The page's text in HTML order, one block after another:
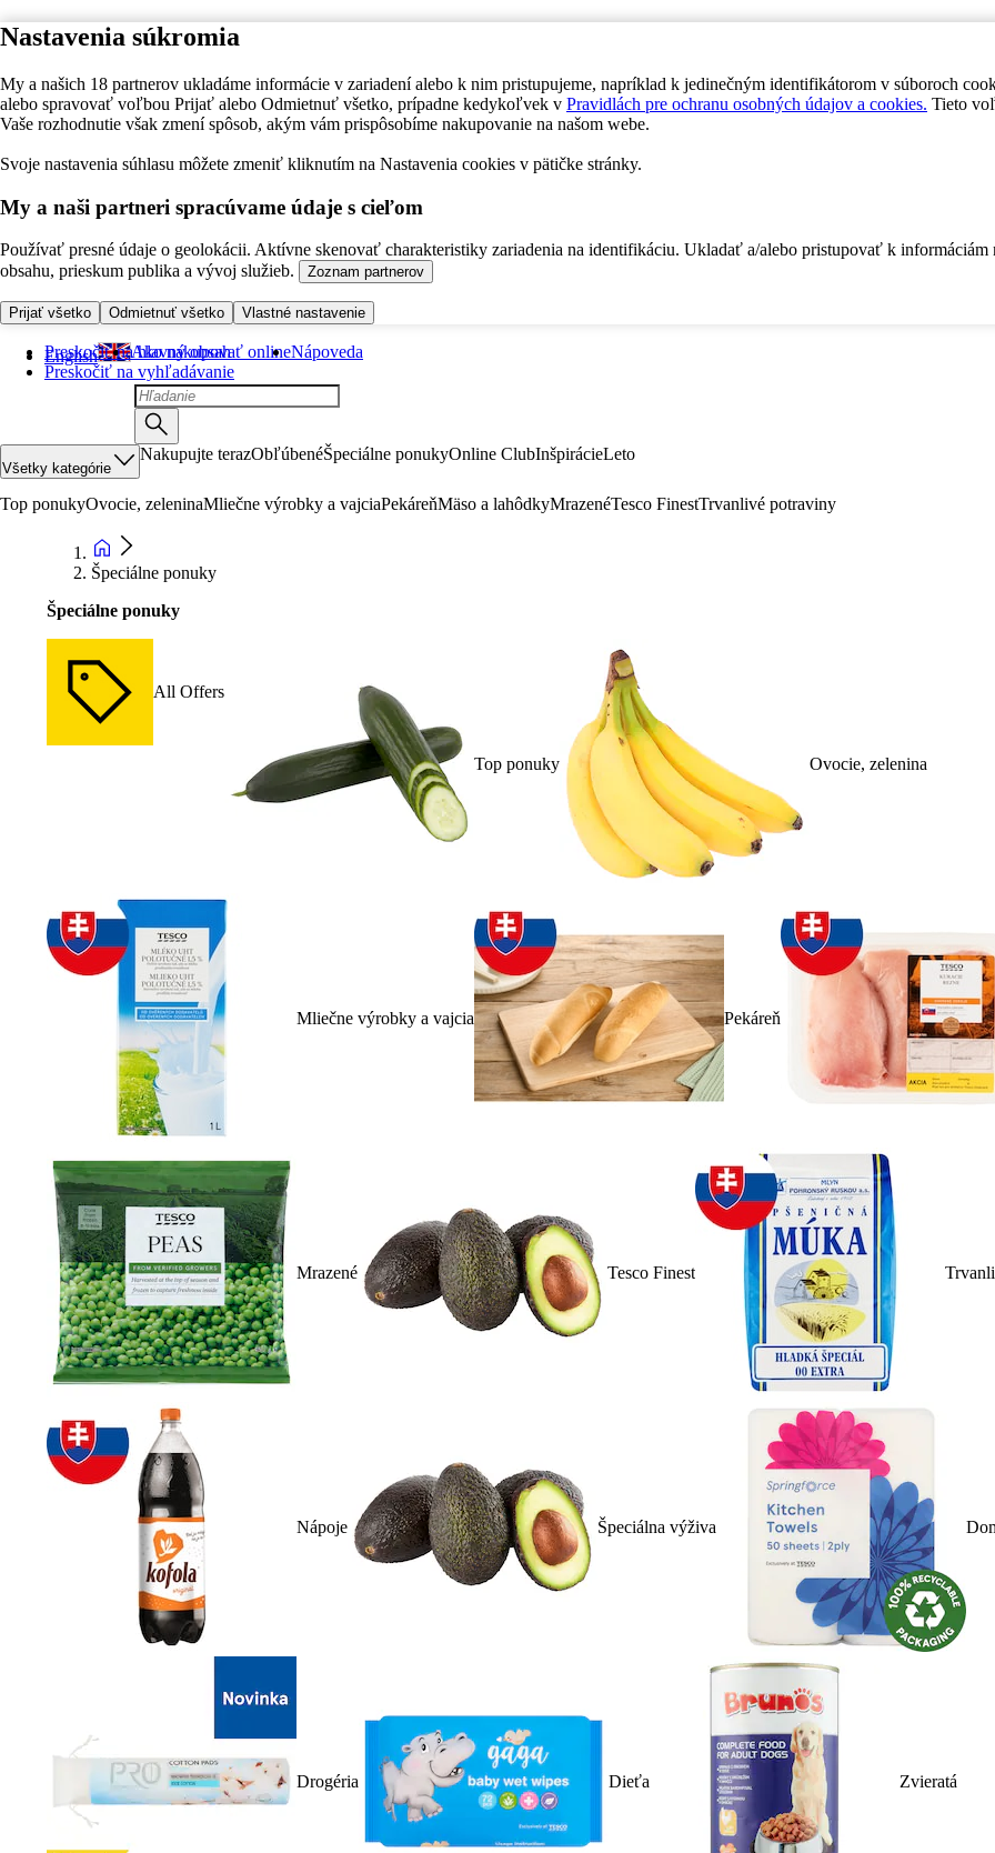
Nastavenia súkromia
My a našich 18 partnerov ukladáme informácie v zariadení alebo k nim pristupujeme, napríklad k jedinečným identifikátorom v súboroch
alebo spravovať voľbou Prijať alebo Odmietnuť všetko, prípadne kedykoľvek v Pravidlách pre ochranu osobných údajov a cookies. Tieto
Vaše rozhodnutie však zmení spôsob, akým vám prispôsobíme nakupovanie na našom webe.
Svoje nastavenia súhlasu môžete zmeniť kliknutím na Nastavenia cookies v pätičke stránky.
My a naši partneri spracúvame údaje s cieľom
Používať presné údaje o geolokácii. Aktívne skenovať charakteristiky zariadenia na identifikáciu. Ukladať a/alebo pristupovať k informáciám
obsahu, prieskum publika a vývoj služieb.
Zoznam partnerov
Prijať všetko Odmietnuť všetko Vlastné nastavenie
Preskočiť na hlavný obsah
Preskočiť na vyhľadávanie
English Ako nakupovať onlineNápoveda
Všetky kategórie
Nakupujte terazObľúbenéŠpeciálne ponukyOnline ClubInšpirácieLeto
Top ponukyOvocie, zeleninaMliečne výrobky a vajciaPekáreňMäso a lahôdkyMrazenéTesco FinestTrvanlivé potraviny
Špeciálne ponuky
Špeciálne ponuky
All Offers
Top ponuky Ovocie, zelenina
Mliečne výrobky a vajcia Pekáreň
Mrazené Tesco Finest
Nápoje Špeciálna výživa
Drogéria Dieťa Zvieratá